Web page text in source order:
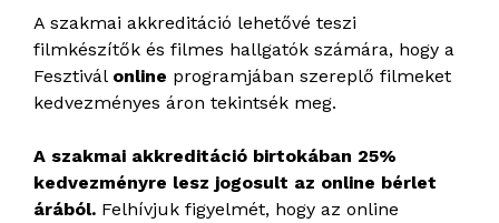
A szakmai akkreditáció lehetővé teszi
filmkészítők és filmes hallgatók számára, hogy a
Fesztivál online programjában szereplő filmeket
kedvezményes áron tekintsék meg.
A szakmai akkreditáció birtokában 25%
kedvezményre lesz jogosult az online bérlet
árából.Felhívjuk figyelmét, hogy az online